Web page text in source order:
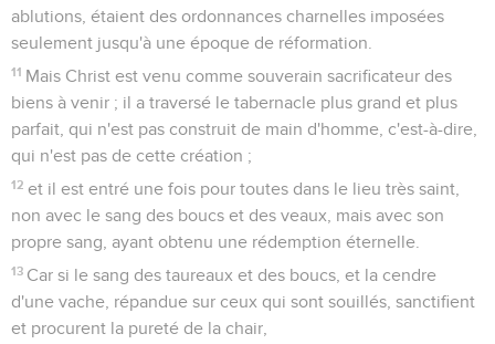
ablutions, étaient des ordonnances charnelles imposées
seulement jusqu'à une époque de réformation.
11 Mais Christ est venu comme souverain sacrificateur des
biens à venir ; il a traversé le tabernacle plus grand et plus
parfait, qui n'est pas construit de main d'homme, c'est-à-dire,
qui n'est pas de cette création ;
12 et il est entré une fois pour toutes dans le lieu très saint,
non avec le sang des boucs et des veaux, mais avec son
propre sang, ayant obtenu une rédemption éternelle.
13 Car si le sang des taureaux et des boucs, et la cendre
d'une vache, répandue sur ceux qui sont souillés, sanctifient
et procurent la pureté de la chair,